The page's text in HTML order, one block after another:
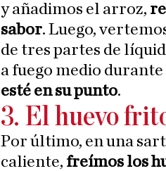
y añadimos el arroz,
sabor. Luego,
de tres partes de
a fuego medio
esté en su punto.
3. El huevo
Por último, en una
caliente, freímos los